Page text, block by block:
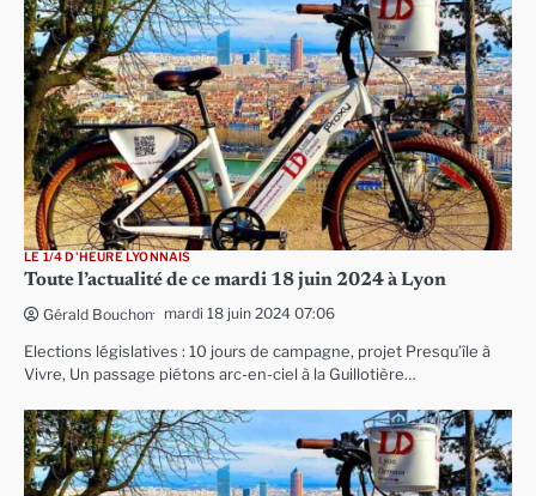
LE 1/4 D'HEURE LYONNAIS
Toute l’actualité de ce mardi 18 juin 2024 à Lyon
Gérald Bouchon mardi 18 juin 2024 07:06
Elections législatives : 10 jours de campagne, projet Presqu’île à
Vivre, Un passage piétons arc-en-ciel à la Guillotière…